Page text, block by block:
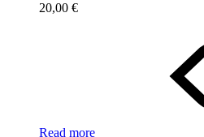
20,00 €
Read more